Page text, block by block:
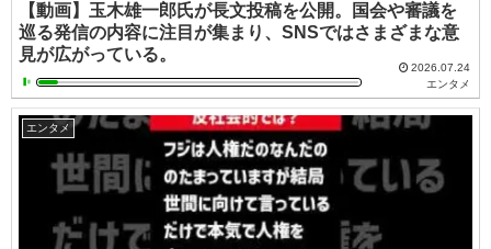
【動画】玉木雄一郎氏が長文投稿を公開。国会や審議を
巡る発信の内容に注目が集まり、SNSではさまざまな意
見が広がっている。
2026.07.24
エンタメ
エンタメ